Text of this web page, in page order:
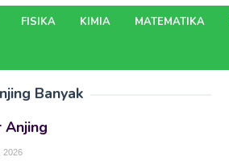
FISIKA KIMIA MATEMATIKA
Banyak
Anjing
2026